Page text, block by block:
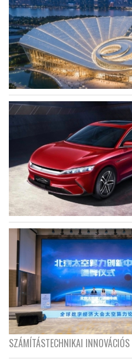
SZÁMÍTÁSTECHNIKAI